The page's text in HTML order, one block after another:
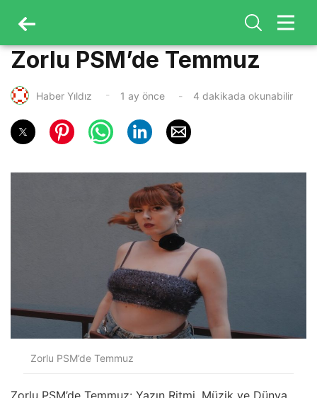
Zorlu PSM’de Temmuz
Haber Yıldız 1 ay önce 4 dakikada okunabilir
Zorlu PSM’de Temmuz
Zorlu PSM’de Temmuz: Yazın Ritmi, Müzik ve Dünya